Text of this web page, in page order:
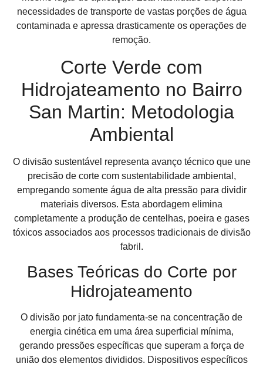
necessidades de transporte de vastas porções de água
contaminada e apressa drasticamente os operações de
remoção.
Corte Verde com
Hidrojateamento no Bairro
San Martin: Metodologia
Ambiental
O divisão sustentável representa avanço técnico que une
precisão de corte com sustentabilidade ambiental,
empregando somente água de alta pressão para dividir
materiais diversos. Esta abordagem elimina
completamente a produção de centelhas, poeira e gases
tóxicos associados aos processos tradicionais de divisão
fabril.
Bases Teóricas do Corte por
Hidrojateamento
O divisão por jato fundamenta-se na concentração de
energia cinética em uma área superficial mínima,
gerando pressões específicas que superam a força de
união dos elementos divididos. Dispositivos específicos